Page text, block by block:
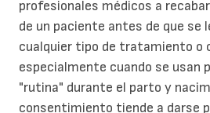
profesionales médicos a
de un paciente antes de que se
cualquier tipo de tratamiento o
especialmente cuando se usan
"rutina" durante el parto y
consentimiento tiende a darse